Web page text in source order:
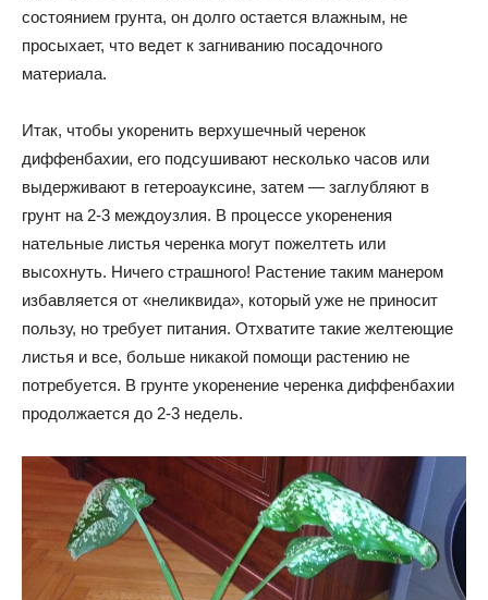
состоянием грунта, он долго остается влажным, не
просыхает, что ведет к загниванию посадочного
материала.
Итак, чтобы укоренить верхушечный черенок
диффенбахии, его подсушивают несколько часов или
выдерживают в гетероауксине, затем — заглубляют в
грунт на 2-3 междоузлия. В процессе укоренения
нательные листья черенка могут пожелтеть или
высохнуть. Ничего страшного! Растение таким манером
избавляется от «неликвида», который уже не приносит
пользу, но требует питания. Отхватите такие желтеющие
листья и все, больше никакой помощи растению не
потребуется. В грунте укоренение черенка диффенбахии
продолжается до 2-3 недель.